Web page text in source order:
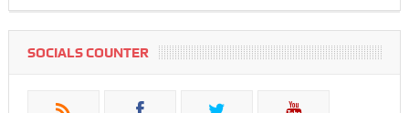
SOCIALS COUNTER